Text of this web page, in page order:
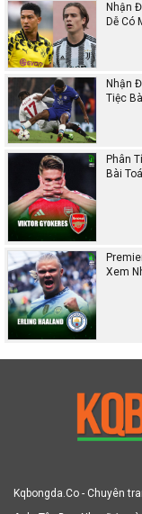
Nhận
Dễ Có
Nhận
Tiệc
Phân
Bài
Xem
Kqbongda.Co - Chuyên